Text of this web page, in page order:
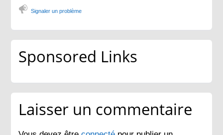
Signaler un problème
Sponsored Links
Laisser un commentaire